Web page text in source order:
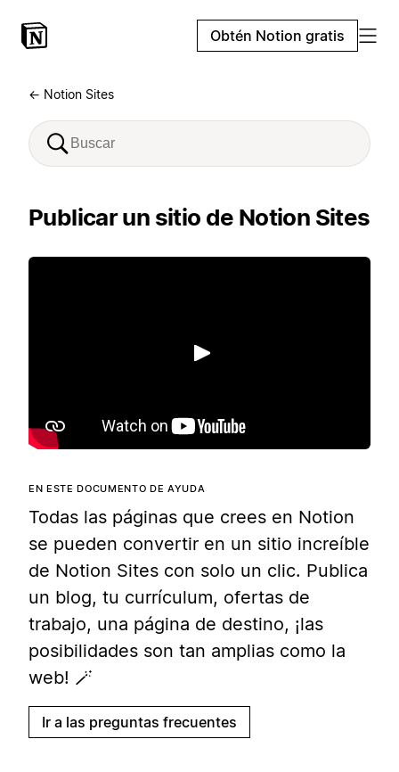
Obtén Notion gratis
← Notion Sites
Publicar un sitio de Notion Sites
Reproducir
EN ESTE DOCUMENTO DE AYUDA
Todas las páginas que crees en Notion
se pueden convertir en un sitio increíble
de Notion Sites con solo un clic. Publica
un blog, tu currículum, ofertas de
trabajo, una página de destino, ¡las
posibilidades son tan amplias como la
web! 🪄
Ir a las preguntas frecuentes